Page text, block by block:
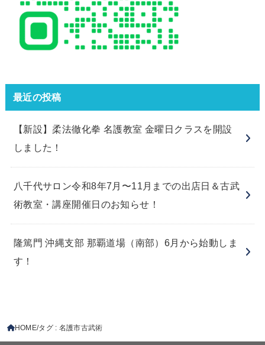
最近の投稿
【新設】柔法徹化拳 名護教室 金曜日クラスを開設
しました！
八千代サロン令和8年7月〜11月までの出店日＆古武
術教室・講座開催日のお知らせ！
隆篤門 沖縄支部 那覇道場（南部）6月から始動しま
す！
HOME タグ : 名護市古武術